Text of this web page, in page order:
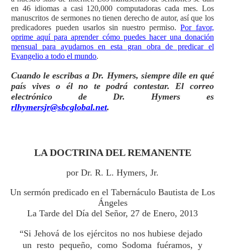
en 46 idiomas a casi 120,000 computadoras cada mes. Los
manuscritos de sermones no tienen derecho de autor, así que los
predicadores pueden usarlos sin nuestro permiso.Por favor,
oprime aquí para aprender cómo puedes hacer una donación
mensual para ayudarnos en esta gran obra de predicar el
Evangelio a todo el mundo.
Cuando le escribas a Dr. Hymers, siempre dile en qué
país vives o él no te podrá contestar. El correo
electrónico de Dr. Hymers es
rlhymersjr@sbcglobal.net.
LA DOCTRINA DEL REMANENTE
por Dr. R. L. Hymers, Jr.
Un sermón predicado en el Tabernáculo Bautista de Los
Ángeles
La Tarde del Día del Señor, 27 de Enero, 2013
“Si Jehová de los ejércitos no nos hubiese dejado
un resto pequeño, como Sodoma fuéramos, y